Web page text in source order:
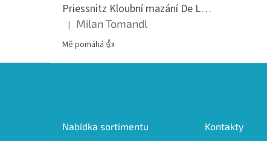
Priessnitz Kloubní mazání De Luxe, 200ml
Hodnocení produktu je 5 z 5 hvězdiček.
| Milan Tomandl
Mě pomáhá 👍
Nabídka sortimentu Kontakty